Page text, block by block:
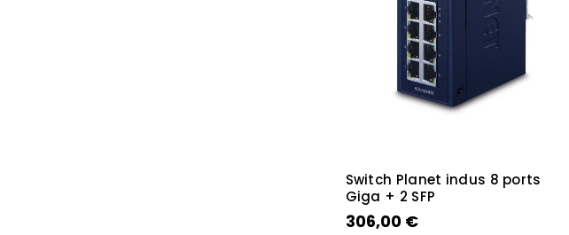
Switch Planet indus 8 ports
Giga + 2 SFP
306,00 €